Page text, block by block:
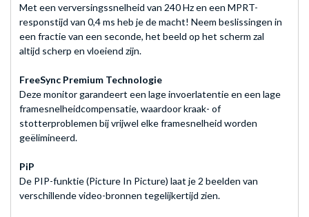
Met een verversingssnelheid van 240 Hz en een MPRT-
responstijd van 0,4 ms heb je de macht! Neem beslissingen in
een fractie van een seconde, het beeld op het scherm zal
altijd scherp en vloeiend zijn.
FreeSync Premium Technologie
Deze monitor garandeert een lage invoerlatentie en een lage
framesnelheidcompensatie, waardoor kraak- of
stotterproblemen bij vrijwel elke framesnelheid worden
geëlimineerd.
PiP
De PIP-funktie (Picture In Picture) laat je 2 beelden van
verschillende video-bronnen tegelijkertijd zien.